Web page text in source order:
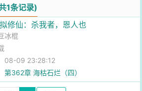
1条记录)
修仙：杀我者，恩人也
冰棍
08-09 23:28:12
第362章 海枯石烂（四）